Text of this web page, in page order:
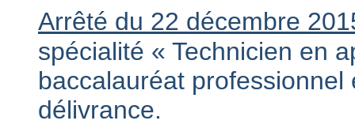
Arrêté du 22 décembre
spécialité « Technicien en
baccalauréat
délivrance.